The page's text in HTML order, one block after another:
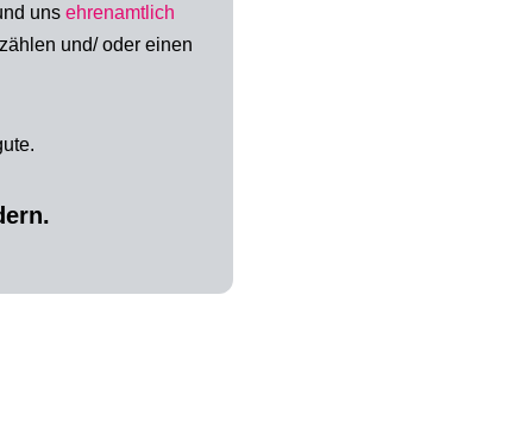
uns ehrenamtlich
und/ oder einen